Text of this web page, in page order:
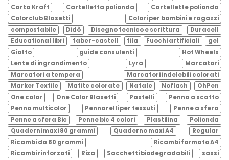
Carta Kraft
Cartelletta polionda
Cartellette polionda
Colorclub Blasetti
Colori per bambini e ragazzi
compostabile
Didò Disegno tecnico e scrittura
Duracell
Educational libri
faber-castell fila Fuochi artificiali
gel
Giotto
guide consulenti
Hot Wheels
Lente di ingrandimento
Lyra
Marcatori
Marcatori a tempera
Marcatori indelebili colorati
Marker Textile
Matite colorate Natale Noflash
OhPen
One color
One Color Blasetti Pastelli
Penna a scatto
Penna multicolor
Pennarelli per tessuti
Penne a sfera
Penne a sfera Bic
Penne bic 4 colori Plastilina
Polionda
Quaderni maxi 80 grammi
Quaderno maxi A4
Regular
Ricambi da 80 grammi
Ricambi formato A4
Ricambi rinforzati
Riza Sacchetti biodegradabili
sassi